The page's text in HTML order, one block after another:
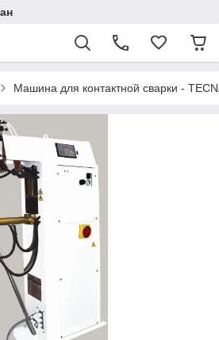
Машина для контактной сварки -